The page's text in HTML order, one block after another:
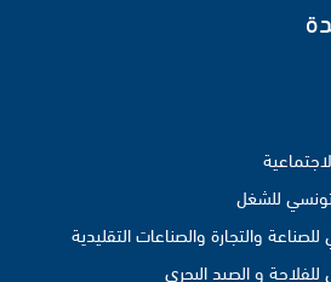
للشغل
للصناعة والتجارة والصناعات التقليدية
للفلاحة و الصيد البحري